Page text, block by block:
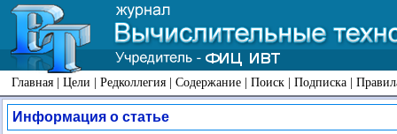
Главная | Цели | Редколлегия | Содержание | Поиск | Подписка |
Информация о статье